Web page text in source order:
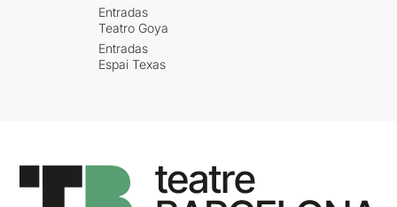
Entradas
Teatro Goya
Entradas
Espai Texas